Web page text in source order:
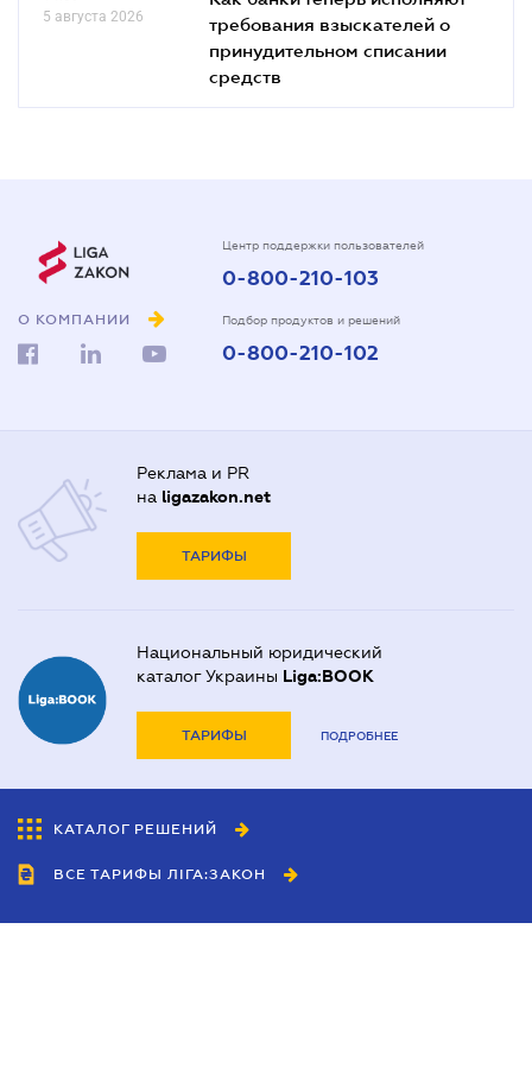
5 августа 2026
требования взыскателей о
принудительном списании
средств
О КОМПАНИИ
Центр поддержки пользователей
0-800-210-103
Подбор продуктов и решений
0-800-210-102
Реклама и PR
на ligazakon.net
ТАРИФЫ
Национальный юридический
каталог Украины Liga:BOOK
ТАРИФЫ ПОДРОБНЕЕ
КАТАЛОГ РЕШЕНИЙ
ВСЕ ТАРИФЫ ЛІГА:ЗАКОН